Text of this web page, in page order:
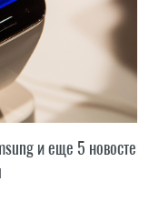
и еще 5 новостей